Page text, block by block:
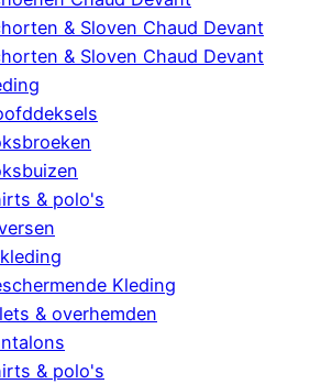
& Sloven Chaud Devant
& Sloven Chaud Devant
& polo's
Kleding
& overhemden
& polo's